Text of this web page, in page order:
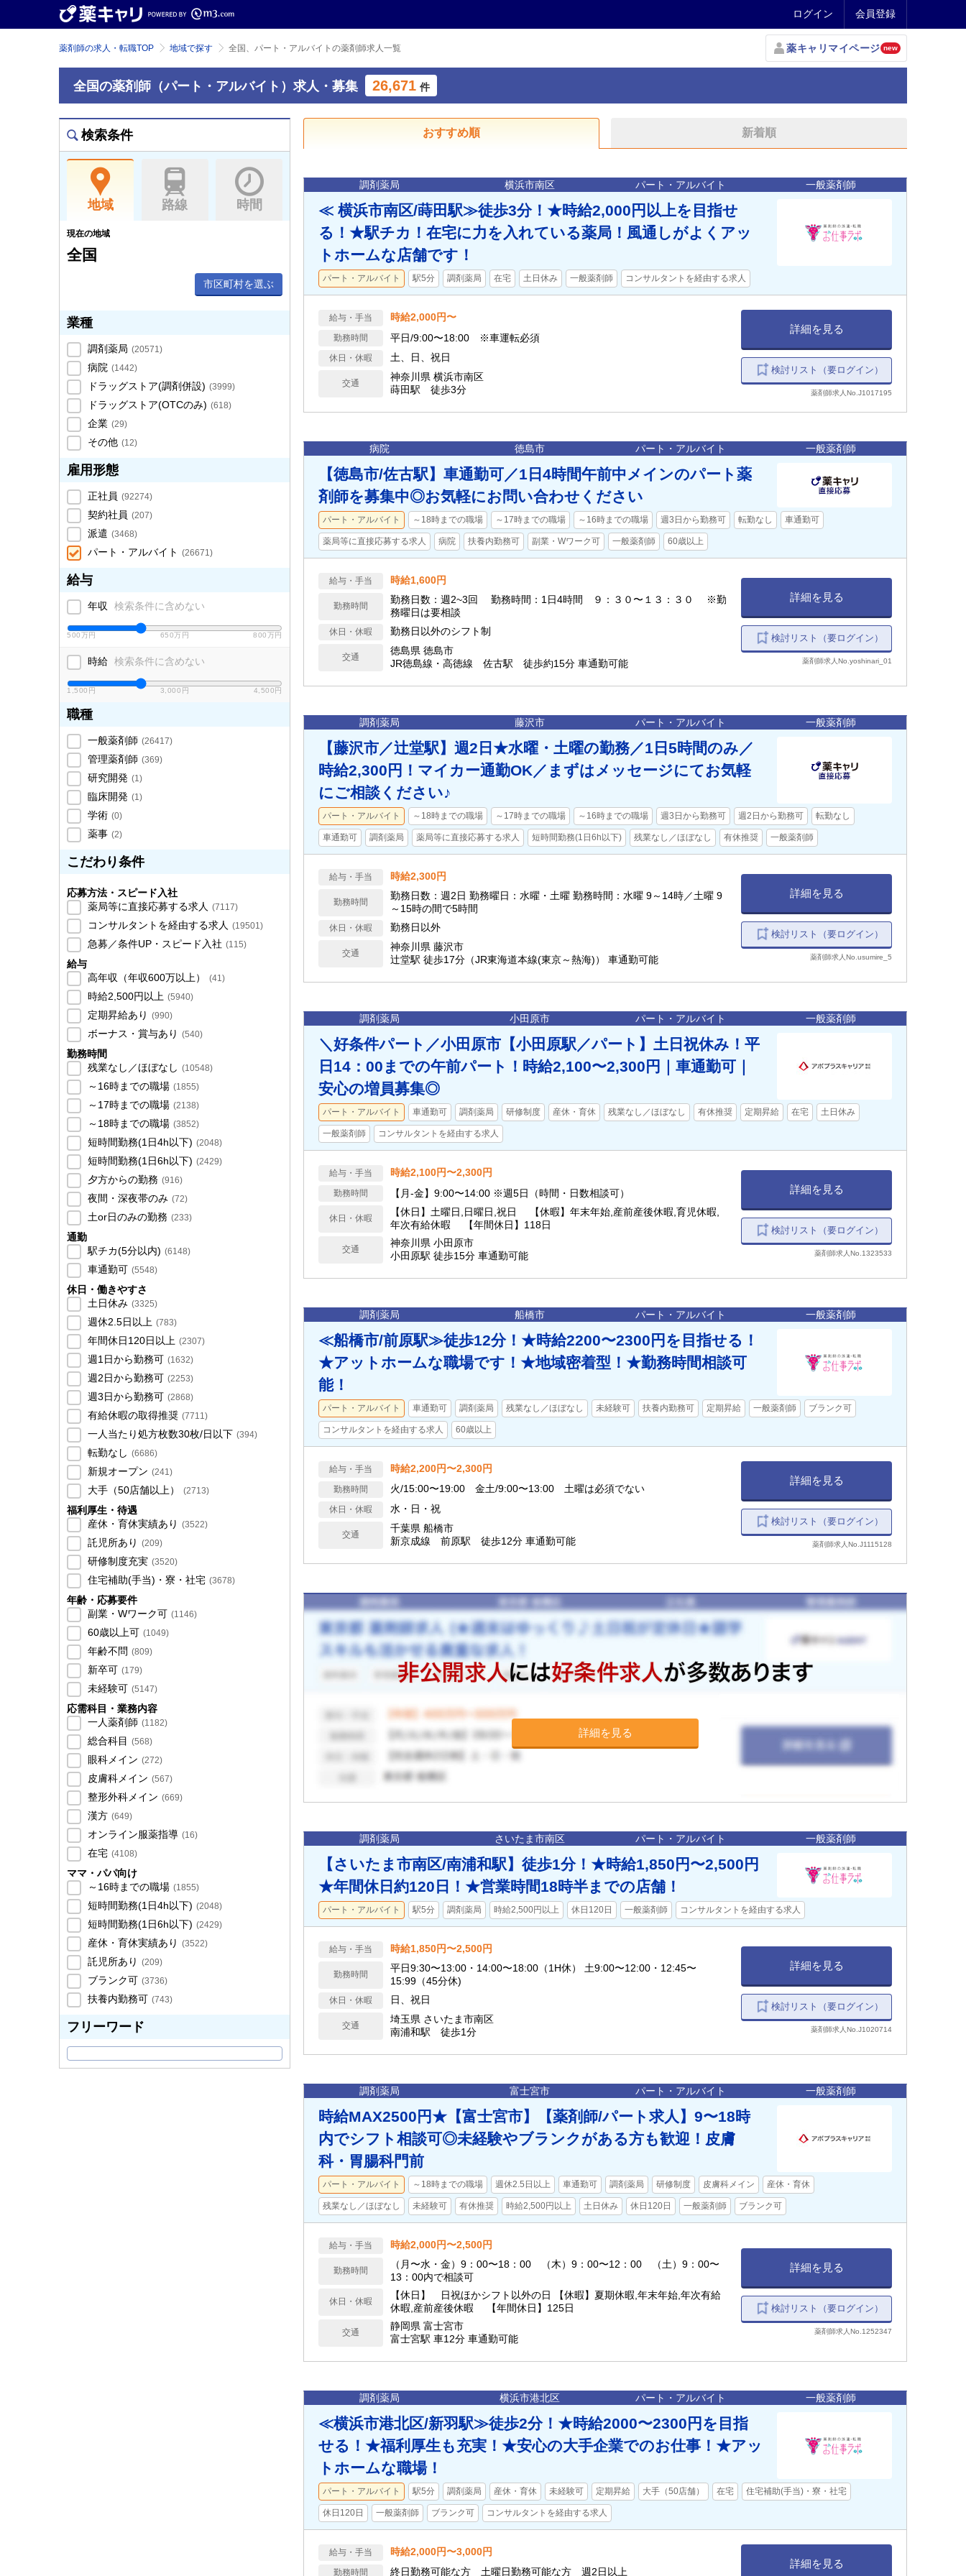
ログイン 会員登録
薬剤師の求人・転職TOP 地域で探す 全国、パート・アルバイトの薬剤師求人一覧 薬キャリマイページ new
全国の薬剤師（パート・アルバイト）求人・募集 26,671 件
検索条件
地域 路線 時間
現在の地域
全国
市区町村を選ぶ
業種
調剤薬局 (20571)
病院 (1442)
ドラッグストア(調剤併設) (3999)
ドラッグストア(OTCのみ) (618)
企業 (29)
その他 (12)
雇用形態
正社員 (92274)
契約社員 (207)
派遣 (3468)
パート・アルバイト (26671)
給与
年収 検索条件に含めない
500万円 650万円 800万円
時給 検索条件に含めない
1,500円 3,000円 4,500円
職種
一般薬剤師 (26417)
管理薬剤師 (369)
研究開発 (1)
臨床開発 (1)
学術 (0)
薬事 (2)
こだわり条件
応募方法・スピード入社
薬局等に直接応募する求人 (7117)
コンサルタントを経由する求人 (19501)
急募／条件UP・スピード入社 (115)
給与
高年収（年収600万以上）
(41)
時給2,500円以上 (5940)
定期昇給あり (990)
ボーナス・賞与あり (540)
勤務時間
残業なし／ほぼなし (10548)
～16時までの職場 (1855)
～17時までの職場 (2138)
～18時までの職場 (3852)
短時間勤務(1日4h以下) (2048)
短時間勤務(1日6h以下) (2429)
夕方からの勤務 (916)
夜間・深夜帯のみ (72)
土or日のみの勤務 (233)
通勤
駅チカ(5分以内) (6148)
車通勤可 (5548)
休日・働きやすさ
土日休み (3325)
週休2.5日以上 (783)
年間休日120日以上 (2307)
週1日から勤務可 (1632)
週2日から勤務可 (2253)
週3日から勤務可 (2868)
有給休暇の取得推奨 (7711)
一人当たり処方枚数30枚/日以下 (394)
転勤なし (6686)
新規オープン (241)
大手（50店舗以上） (2713)
福利厚生・待遇
産休・育休実績あり (3522)
託児所あり (209)
研修制度充実 (3520)
住宅補助(手当)・寮・社宅 (3678)
年齢・応募要件
副業・Wワーク可 (1146)
60歳以上可 (1049)
年齢不問 (809)
新卒可 (179)
未経験可 (5147)
応需科目・業務内容
一人薬剤師 (1182)
総合科目 (568)
眼科メイン (272)
皮膚科メイン (567)
整形外科メイン (669)
漢方 (649)
オンライン服薬指導 (16)
在宅 (4108)
ママ・パパ向け
～16時までの職場 (1855)
短時間勤務(1日4h以下) (2048)
短時間勤務(1日6h以下) (2429)
産休・育休実績あり (3522)
託児所あり (209)
ブランク可 (3736)
扶養内勤務可 (743)
フリーワード
おすすめ順 新着順
調剤薬局 横浜市南区 パート・アルバイト 一般薬剤師
≪ 横浜市南区/蒔田駅≫徒歩3分！★時給2,000円以上を目指せ
る！★駅チカ！在宅に力を入れている薬局！風通しがよくアッ
トホームな店舗です！
パート・アルバイト 駅5分 調剤薬局 在宅 土日休み 一般薬剤師 コンサルタントを経由する求人
給与・手当 時給2,000円〜
勤務時間 平日/9:00〜18:00 ※車運転必須
休日・休暇 土、日、祝日
交通
神奈川県 横浜市南区
蒔田駅 徒歩3分
詳細を見る
検討リスト（要ログイン）
薬剤師求人No.J1017195
病院 徳島市 パート・アルバイト 一般薬剤師
【徳島市/佐古駅】車通勤可／1日4時間午前中メインのパート薬
剤師を募集中◎お気軽にお問い合わせください
パート・アルバイト ～18時までの職場 ～17時までの職場 ～16時までの職場 週3日から勤務可 転勤なし 車通勤可
薬局等に直接応募する求人 病院 扶養内勤務可 副業・Wワーク可 一般薬剤師 60歳以上
給与・手当 時給1,600円
勤務時間
勤務日数：週2~3回 勤務時間：1日4時間 ９：３０〜１３：３０ ※勤
務曜日は要相談
休日・休暇 勤務日以外のシフト制
交通
徳島県 徳島市
JR徳島線・高徳線 佐古駅 徒歩約15分 車通勤可能
詳細を見る
検討リスト（要ログイン）
薬剤師求人No.yoshinari_01
調剤薬局 藤沢市 パート・アルバイト 一般薬剤師
【藤沢市／辻堂駅】週2日★水曜・土曜の勤務／1日5時間のみ／
時給2,300円！マイカー通勤OK／まずはメッセージにてお気軽
にご相談ください♪
パート・アルバイト ～18時までの職場 ～17時までの職場 ～16時までの職場 週3日から勤務可 週2日から勤務可 転勤なし
車通勤可 調剤薬局 薬局等に直接応募する求人 短時間勤務(1日6h以下) 残業なし／ほぼなし 有休推奨 一般薬剤師
給与・手当 時給2,300円
勤務時間
勤務日数：週2日 勤務曜日：水曜・土曜 勤務時間：水曜 9～14時／土曜 9
～15時の間で5時間
休日・休暇 勤務日以外
交通
神奈川県 藤沢市
辻堂駅 徒歩17分（JR東海道本線(東京～熱海)） 車通勤可能
詳細を見る
検討リスト（要ログイン）
薬剤師求人No.usumire_5
調剤薬局 小田原市 パート・アルバイト 一般薬剤師
＼好条件パート／小田原市【小田原駅／パート】土日祝休み！平
日14：00までの午前パート！時給2,100〜2,300円｜車通勤可｜
安心の増員募集◎
パート・アルバイト 車通勤可 調剤薬局 研修制度 産休・育休 残業なし／ほぼなし 有休推奨 定期昇給 在宅 土日休み
一般薬剤師 コンサルタントを経由する求人
給与・手当 時給2,100円〜2,300円
勤務時間 【月‐金】9:00〜14:00 ※週5日（時間・日数相談可）
休日・休暇
【休日】土曜日,日曜日,祝日 【休暇】年末年始,産前産後休暇,育児休暇,
年次有給休暇 【年間休日】118日
交通
神奈川県 小田原市
小田原駅 徒歩15分 車通勤可能
詳細を見る
検討リスト（要ログイン）
薬剤師求人No.1323533
調剤薬局 船橋市 パート・アルバイト 一般薬剤師
≪船橋市/前原駅≫徒歩12分！★時給2200〜2300円を目指せる！
★アットホームな職場です！★地域密着型！★勤務時間相談可
能！
パート・アルバイト 車通勤可 調剤薬局 残業なし／ほぼなし 未経験可 扶養内勤務可 定期昇給 一般薬剤師 ブランク可
コンサルタントを経由する求人 60歳以上
給与・手当 時給2,200円〜2,300円
勤務時間 火/15:00〜19:00 金土/9:00〜13:00 土曜は必須でない
休日・休暇 水・日・祝
交通
千葉県 船橋市
新京成線 前原駅 徒歩12分 車通勤可能
詳細を見る
検討リスト（要ログイン）
薬剤師求人No.J1115128
詳細を見る
調剤薬局 さいたま市南区 パート・アルバイト 一般薬剤師
【さいたま市南区/南浦和駅】徒歩1分！★時給1,850円〜2,500円
★年間休日約120日！★営業時間18時半までの店舗！
パート・アルバイト 駅5分 調剤薬局 時給2,500円以上 休日120日 一般薬剤師 コンサルタントを経由する求人
給与・手当 時給1,850円〜2,500円
勤務時間
平日9:30〜13:00・14:00〜18:00（1H休） 土9:00〜12:00・12:45〜
15:99（45分休)
休日・休暇 日、祝日
交通
埼玉県 さいたま市南区
南浦和駅 徒歩1分
詳細を見る
検討リスト（要ログイン）
薬剤師求人No.J1020714
調剤薬局 富士宮市 パート・アルバイト 一般薬剤師
時給MAX2500円★【富士宮市】【薬剤師/パート求人】9〜18時
内でシフト相談可◎未経験やブランクがある方も歓迎！皮膚
科・胃腸科門前
パート・アルバイト ～18時までの職場 週休2.5日以上 車通勤可 調剤薬局 研修制度 皮膚科メイン 産休・育休
残業なし／ほぼなし 未経験可 有休推奨 時給2,500円以上 土日休み 休日120日 一般薬剤師 ブランク可
給与・手当 時給2,000円〜2,500円
勤務時間
（月〜水・金）9：00〜18：00 （木）9：00〜12：00 （土）9：00〜
13：00内で相談可
休日・休暇
【休日】 日祝ほかシフト以外の日 【休暇】夏期休暇,年末年始,年次有給
休暇,産前産後休暇 【年間休日】125日
交通
静岡県 富士宮市
富士宮駅 車12分 車通勤可能
詳細を見る
検討リスト（要ログイン）
薬剤師求人No.1252347
調剤薬局 横浜市港北区 パート・アルバイト 一般薬剤師
≪横浜市港北区/新羽駅≫徒歩2分！★時給2000〜2300円を目指
せる！★福利厚生も充実！★安心の大手企業でのお仕事！★アッ
トホームな職場！
パート・アルバイト 駅5分 調剤薬局 産休・育休 未経験可 定期昇給 大手（50店舗） 在宅 住宅補助(手当)・寮・社宅
休日120日 一般薬剤師 ブランク可 コンサルタントを経由する求人
給与・手当 時給2,000円〜3,000円
勤務時間 終日勤務可能な方 土曜日勤務可能な方 週2日以上
詳細を見る